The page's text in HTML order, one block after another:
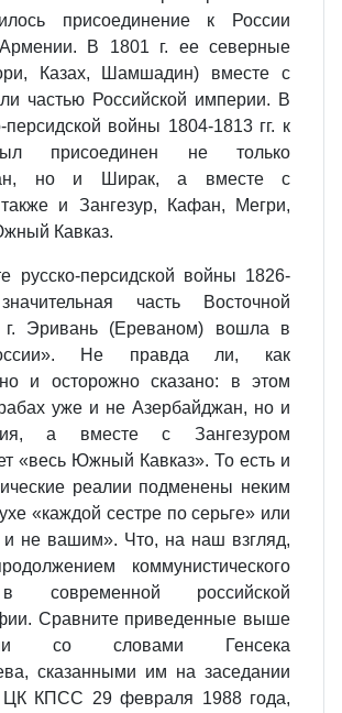
присоединение к России
Армении. В 1801 г. ее северные
Казах, Шамшадин) вместе с
частью Российской империи. В
персидской войны 1804-1813 гг. к
присоединен не только
но и Ширак, а вместе с
и Зангезур, Кафан, Мегри,
Кавказ.
русско-персидской войны 1826-
часть Восточной
Эривань (Ереваном) вошла в
Не правда ли, как
и осторожно сказано: в этом
уже и не Азербайджан, но и
а вместе с Зангезуром
«весь Южный Кавказ». То есть и
реалии подменены неким
«каждой сестре по серьге» или
не вашим». Что, на наш взгляд,
коммунистического
современной российской
Сравните приведенные выше
со словами Генсека
сказанными им на заседании
ЦК КПСС 29 февраля 1988 года,